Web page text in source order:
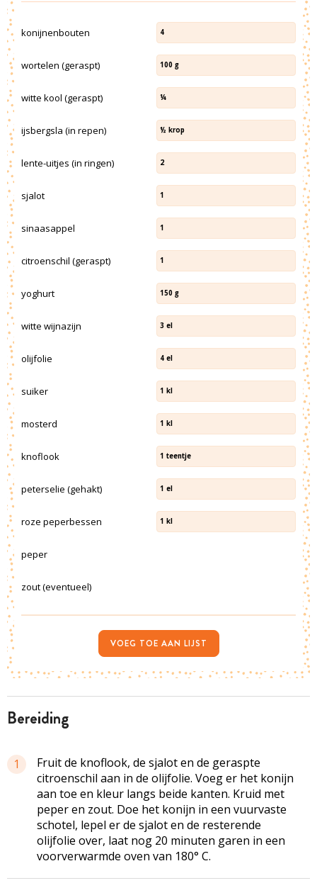
bereiding
1
Fruit de knoflook, de sjalot en de geraspte
citroenschil aan in de olijfolie. Voeg er het konijn
aan toe en kleur langs beide kanten. Kruid met
peper en zout. Doe het konijn in een vuurvaste
schotel, lepel er de sjalot en de resterende
olijfolie over, laat nog 20 minuten garen in een
voorverwarmde oven van 180° C.
konijnenbouten 4
wortelen (geraspt) 100 g
witte kool (geraspt) ¼
ijsbergsla (in repen) ½ krop
lente-uitjes (in ringen) 2
sjalot 1
sinaasappel 1
citroenschil (geraspt) 1
yoghurt 150 g
witte wijnazijn 3 el
olijfolie 4 el
suiker 1 kl
mosterd 1 kl
knoflook 1 teentje
peterselie (gehakt) 1 el
roze peperbessen 1 kl
peper
zout (eventueel)
VOEG TOE AAN LIJST